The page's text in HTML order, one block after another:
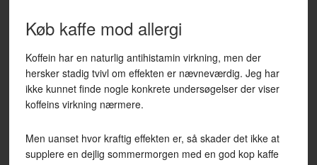
Køb kaffe mod allergi
Koffein har en naturlig antihistamin virkning, men der
hersker stadig tvivl om effekten er nævneværdig. Jeg har
ikke kunnet finde nogle konkrete undersøgelser der viser
koffeins virkning nærmere.
Men uanset hvor kraftig effekten er, så skader det ikke at
supplere en dejlig sommermorgen med en god kop kaffe